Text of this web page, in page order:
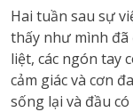
Hai tuần sau sự
thấy như mình đã
liệt, các ngón tay
cảm giác và cơn
sống lại và đầu